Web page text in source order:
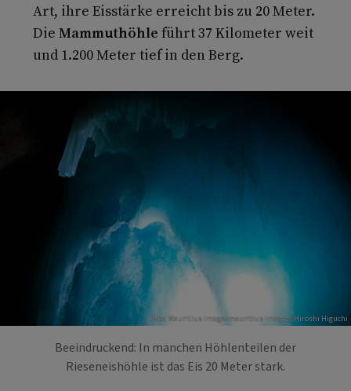
Art, ihre Eisstärke erreicht bis zu 20 Meter.
Die Mammuthöhle führt 37 Kilometer weit
und 1.200 Meter tief in den Berg.
Foto: Mauritius Imagesmauritius images/ Hiroshi Higuchi
Beeindruckend: In manchen Höhlenteilen der
Rieseneishöhle ist das Eis 20 Meter stark.